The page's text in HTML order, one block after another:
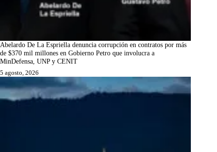
Abelardo De La Espriella denuncia corrupción en contratos por más
de $370 mil millones en Gobierno Petro que involucra a
MinDefensa, UNP y CENIT
5 agosto, 2026